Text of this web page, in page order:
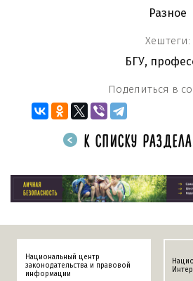
Разное
Хештеги:
БГУ,
Поделиться в
К СПИСКУ
Национальный центр
законодательства и правовой
информации